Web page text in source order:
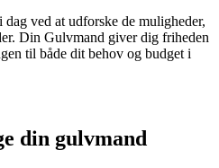
ved at udforske de muligheder,
Din Gulvmand giver dig friheden
til både dit behov og budget i
din gulvmand